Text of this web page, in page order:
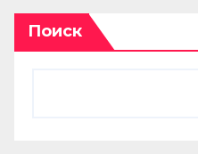
Поиск